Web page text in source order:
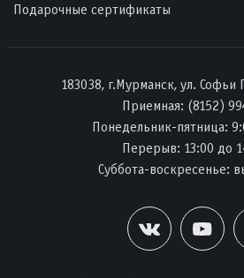
Подарочные сертификаты
183038, г.Мурманск, ул. Софьи
Приемная: (8152)
Понедельник-пятница:
Перерыв: 13:00 до
Суббота-воскресенье: